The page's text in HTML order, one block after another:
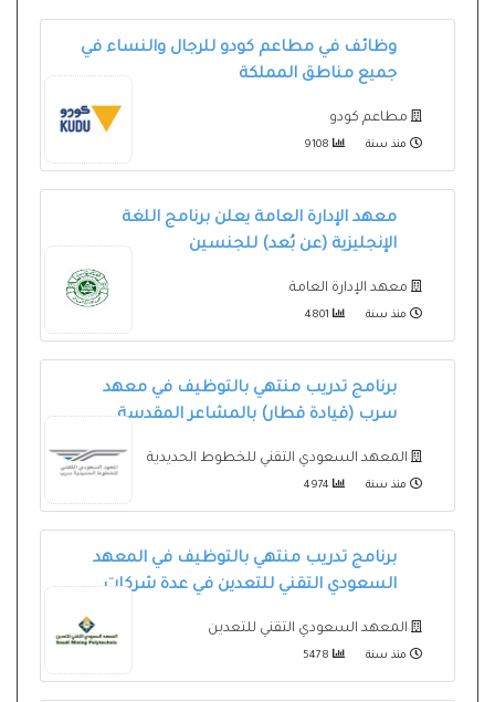
وظائف في مطاعم كودو للرجال والنساء في
جميع مناطق المملكة
مطاعم كودو
منذ سنة
معهد الإدارة العامة يعلن برنامج اللغة
الإنجليزية (عن بُعد) للجنسين
معهد الإدارة العامة
منذ سنة
برنامج تدريب منتهي بالتوظيف في معهد
سرب (قيادة قطار) بالمشاعر المقدسة
المعهد السعودي التقني للخطوط الحديدية
منذ سنة
برنامج تدريب منتهي بالتوظيف في المعهد
السعودي التقني للتعدين في عدة شركات
المعهد السعودي التقني للتعدين
منذ سنة